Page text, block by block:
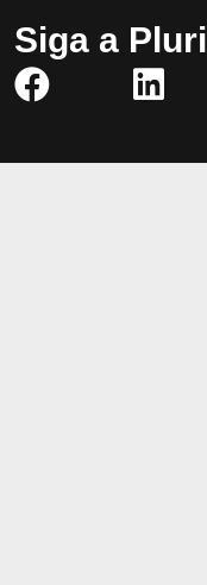
Siga a Pluri